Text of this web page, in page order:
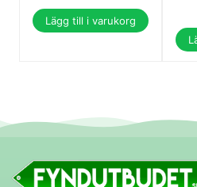
Lägg till i varukorg